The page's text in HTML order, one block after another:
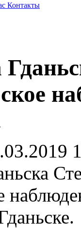
Контакты